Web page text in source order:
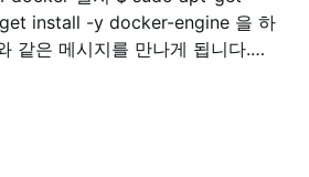
install -y docker-engine 을 하
같은 메시지를 만나게 됩니다.
Done docker-engine